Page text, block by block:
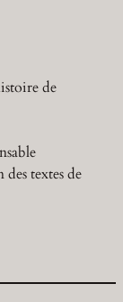
de
textes de